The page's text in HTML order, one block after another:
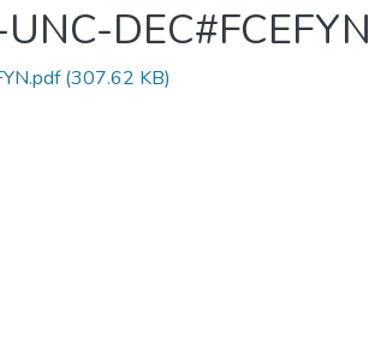
DEC#FCEFYN
(307.62 KB)